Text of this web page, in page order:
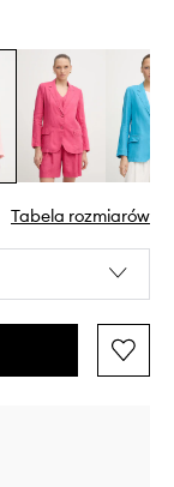
Tabela rozmiarów